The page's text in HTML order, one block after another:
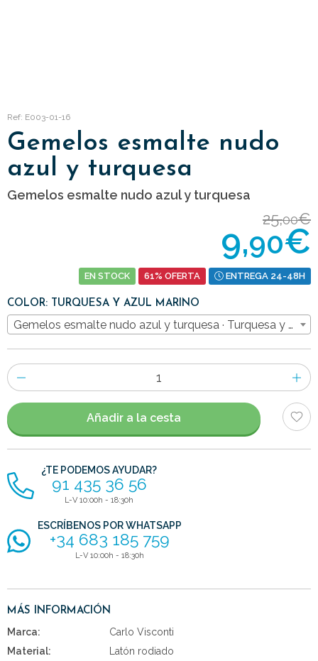
Ref: E003-01-16
Gemelos esmalte nudo
azul y turquesa
Gemelos esmalte nudo azul y turquesa
25,00€
9,90€
EN STOCK 61% OFERTA ENTREGA 24-48H
COLOR: TURQUESA Y AZUL MARINO
Gemelos esmalte nudo azul y turquesa · Turquesa y Azul
Número
de
artículos
Añadir a la cesta
¿TE PODEMOS AYUDAR?
91 435 36 56
L-V 10:00h - 18:30h
ESCRÍBENOS POR WHATSAPP
+34 683 185 759
L-V 10:00h - 18:30h
MÁS INFORMACIÓN
Marca:
Carlo Visconti
Material:
Latón rodiado